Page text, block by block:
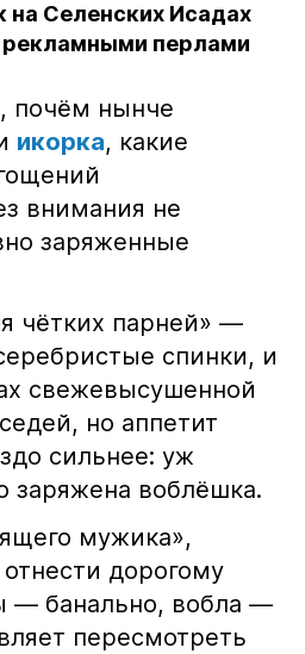
Селенских Исадах
рекламными перлами
почём нынче
икорка, какие
внимания не
заряженные
чётких парней» —
спинки, и
свежевысушенной
но аппетит
сильнее: уж
заряжена воблёшка.
мужика»,
дорогому
— банально, вобла —
пересмотреть